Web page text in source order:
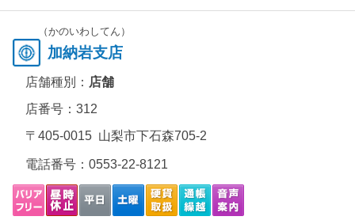
（かのいわしてん）
加納岩支店
店舗種別： 店舗
店番号：312
〒405-0015 山梨市下石森705-2
電話番号： 0553-22-8121